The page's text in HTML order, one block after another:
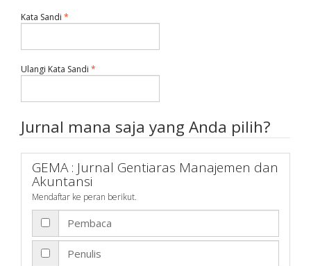
Kata Sandi *
Ulangi Kata Sandi *
Jurnal mana saja yang Anda pilih?
GEMA : Jurnal Gentiaras Manajemen dan
Akuntansi
Mendaftar ke peran berikut.
Pembaca
Penulis